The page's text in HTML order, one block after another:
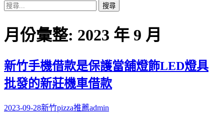
搜
關
鍵
月份彙整: 2023 年 9 月
新竹手機借款是保護當舖燈飾LED燈具
批發的新莊機車借款
2023-09-28新竹pizza推薦admin